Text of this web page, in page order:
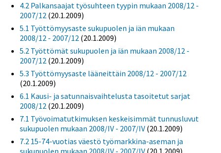
4.2 Palkansaajat työsuhteen tyypin mukaan 2008/12 -
2007/12 (20.1.2009)
5.1 Työttömyysaste sukupuolen ja iän mukaan
2008/12 - 2007/12 (20.1.2009)
5.2 Työttömät sukupuolen ja iän mukaan 2008/12 -
2007/12 (20.1.2009)
5.3 Työttömyysaste lääneittäin 2008/12 - 2007/12
(20.1.2009)
6.1 Kausi- ja satunnaisvaihtelusta tasoitetut sarjat
2008/12 (20.1.2009)
7.1 Työvoimatutkimuksen keskeisimmät tunnusluvut
sukupuolen mukaan 2008/IV - 2007/IV (20.1.2009)
7.2 15-74-vuotias väestö työmarkkina-aseman ja